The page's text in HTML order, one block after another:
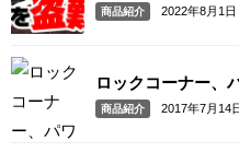
商品紹介 2022年8月1日
ロックコーナー、
商品紹介 2017年7月14